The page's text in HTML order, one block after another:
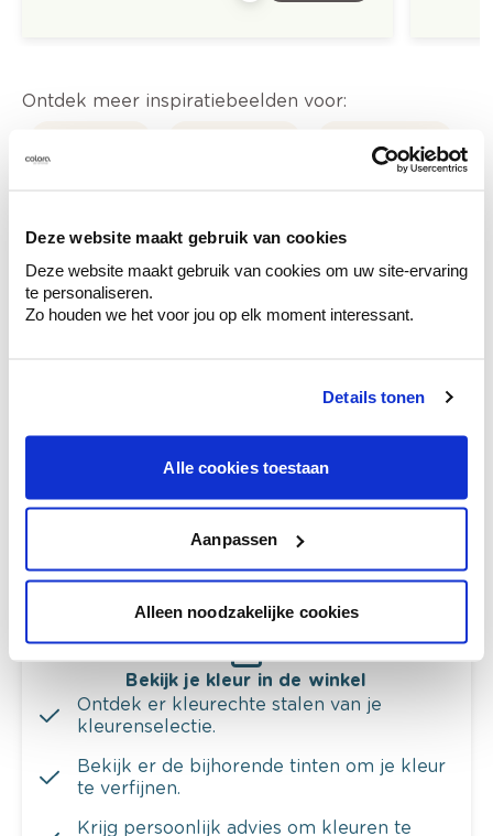
Deze website maakt gebruik van cookies
Deze website maakt gebruik van cookies om uw site-ervaring
te personaliseren.
Zo houden we het voor jou op elk moment interessant.
Details tonen
Alle cookies toestaan
Aanpassen
Alleen noodzakelijke cookies
Ontdek meer inspiratiebeelden voor:
Trendkleuren-2022
Ga samen met de kleuradviseur door je
Krijg kleuradvies op basis van de lichtinval
Krijg ineens een technologische check-up
van je muren.
Bekijk je kleur in de winkel
Ontdek er kleurechte stalen van je
kleurenselectie.
Bekijk er de bijhorende tinten om je kleur
te verfijnen.
Krijg persoonlijk advies om kleuren te